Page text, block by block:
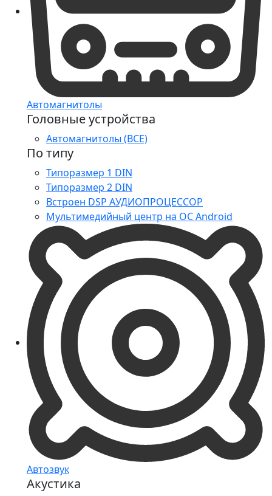
Автомагнитолы
Головные устройства
Автомагнитолы (ВСЕ)
По типу
Типоразмер 1 DIN
Типоразмер 2 DIN
Встроен DSP АУДИОПРОЦЕССОР
Мультимедийный центр на ОС Android
Автозвук
Акустика